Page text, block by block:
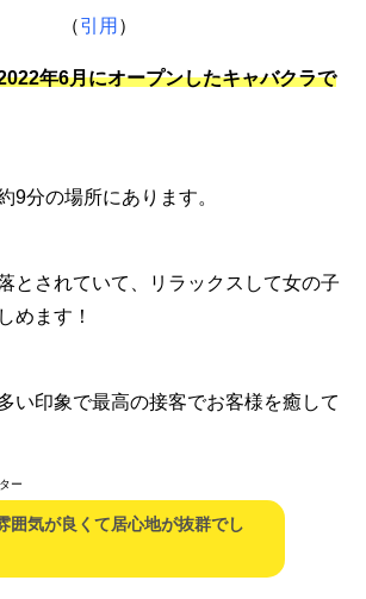
（引用 ）
年6月にオープンしたキャバクラで
9分の場所にあります。
とされていて、リラックスして女の子
めます！
い印象で最高の接客でお客様を癒して
ー
囲気が良くて居心地が抜群でし